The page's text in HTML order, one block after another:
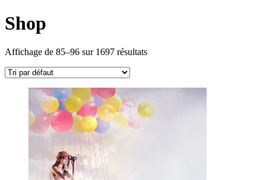
Shop
Affichage de 85–96 sur 1697 résultats